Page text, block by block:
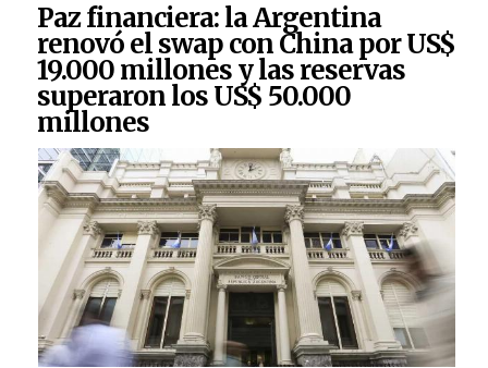
Paz financiera: la Argentina
renovó el swap con China por US$
19.000 millones y las reservas
superaron los US$ 50.000
millones